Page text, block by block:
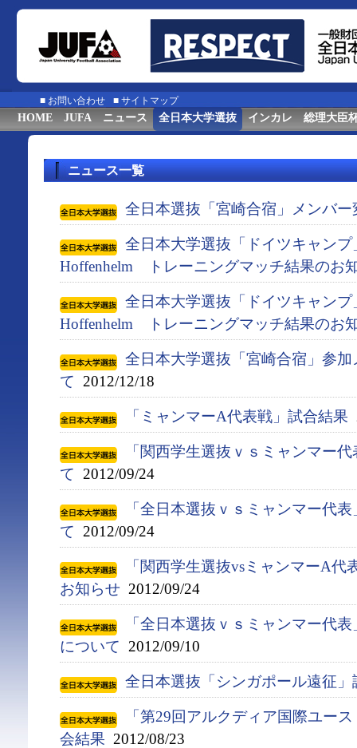
■ お問い合わせ ■ サイトマップ
HOME JUFA ニュース 全日本大学選抜 インカレ 総理大臣
ニュース一覧
全日本選抜「宮崎合宿」メンバ
全日本大学選抜「ドイツキャンプ
Hoffenhelm トレーニングマッチ結果のお
全日本大学選抜「ドイツキャンプ
Hoffenhelm トレーニングマッチ結果のお
全日本大学選抜「宮崎合宿」参
て 2012/12/18
「ミャンマーA代表戦」試合結果
「関西学生選抜ｖｓミャンマー
て 2012/09/24
「全日本選抜ｖｓミャンマー代
て 2012/09/24
「関西学生選抜vsミャンマーA
お知らせ 2012/09/24
「全日本選抜ｖｓミャンマー代
について 2012/09/10
全日本選抜「シンガポール遠征」
「第29回アルクディア国際ユー
会結果 2012/08/23